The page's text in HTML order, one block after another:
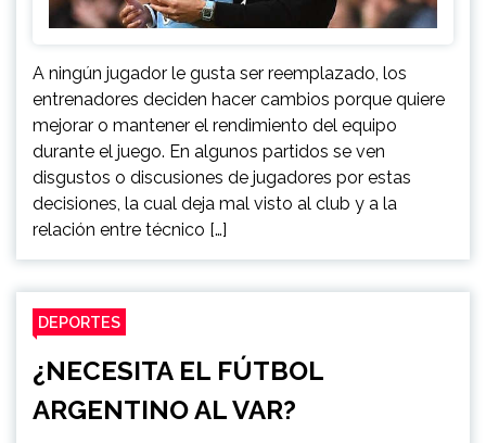
A ningún jugador le gusta ser reemplazado, los
entrenadores deciden hacer cambios porque quiere
mejorar o mantener el rendimiento del equipo
durante el juego. En algunos partidos se ven
disgustos o discusiones de jugadores por estas
decisiones, la cual deja mal visto al club y a la
relación entre técnico […]
DEPORTES
¿NECESITA EL FÚTBOL
ARGENTINO AL VAR?